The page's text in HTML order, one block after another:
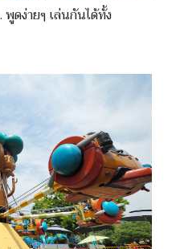
ดง่ายๆ เล่นกันได้ทั้ง